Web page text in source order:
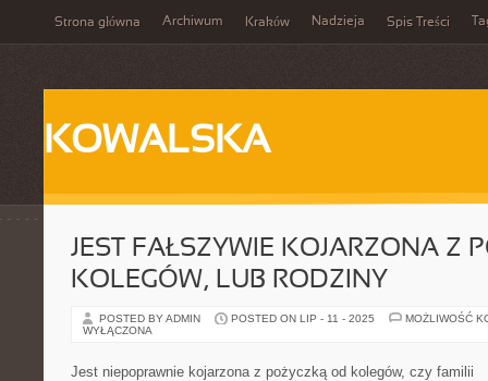
Strona główna Archiwum Kraków Nadzieja Spis Treści
KOWALSKA
JEST FAŁSZYWIE KOJARZONA Z
KOLEGÓW, LUB RODZINY
POSTED BY ADMIN POSTED ON LIP - 11 - 2025
MOŻLIWOŚĆ
WYŁĄCZONA
Jest niepoprawnie kojarzona z pożyczką od kolegów, czy familii